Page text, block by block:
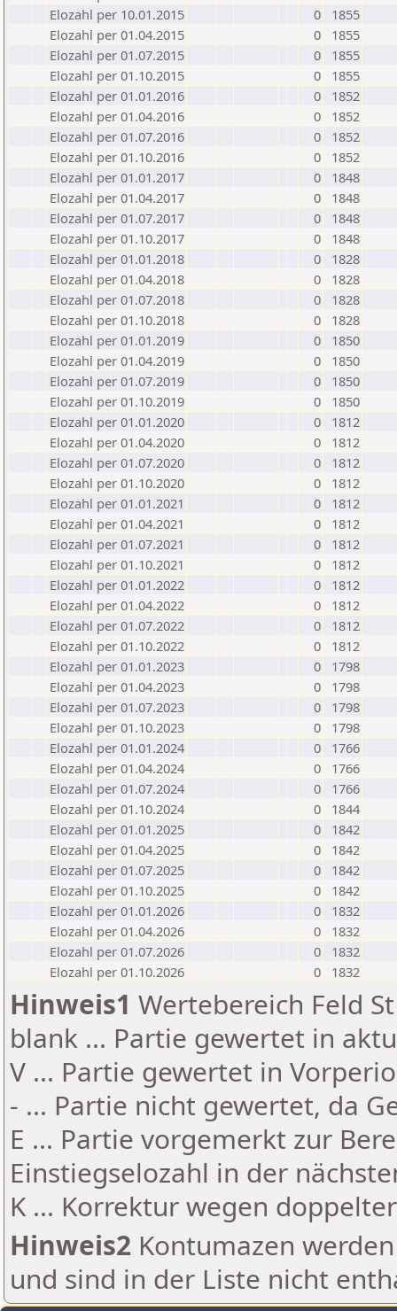
Elozahl per 10.01.2015
0
1855
Elozahl per 01.04.2015
0
1855
Elozahl per 01.07.2015
0
1855
Elozahl per 01.10.2015
0
1855
Elozahl per 01.01.2016
0
1852
Elozahl per 01.04.2016
0
1852
Elozahl per 01.07.2016
0
1852
Elozahl per 01.10.2016
0
1852
Elozahl per 01.01.2017
0
1848
Elozahl per 01.04.2017
0
1848
Elozahl per 01.07.2017
0
1848
Elozahl per 01.10.2017
0
1848
Elozahl per 01.01.2018
0
1828
Elozahl per 01.04.2018
0
1828
Elozahl per 01.07.2018
0
1828
Elozahl per 01.10.2018
0
1828
Elozahl per 01.01.2019
0
1850
Elozahl per 01.04.2019
0
1850
Elozahl per 01.07.2019
0
1850
Elozahl per 01.10.2019
0
1850
Elozahl per 01.01.2020
0
1812
Elozahl per 01.04.2020
0
1812
Elozahl per 01.07.2020
0
1812
Elozahl per 01.10.2020
0
1812
Elozahl per 01.01.2021
0
1812
Elozahl per 01.04.2021
0
1812
Elozahl per 01.07.2021
0
1812
Elozahl per 01.10.2021
0
1812
Elozahl per 01.01.2022
0
1812
Elozahl per 01.04.2022
0
1812
Elozahl per 01.07.2022
0
1812
Elozahl per 01.10.2022
0
1812
Elozahl per 01.01.2023
0
1798
Elozahl per 01.04.2023
0
1798
Elozahl per 01.07.2023
0
1798
Elozahl per 01.10.2023
0
1798
Elozahl per 01.01.2024
0
1766
Elozahl per 01.04.2024
0
1766
Elozahl per 01.07.2024
0
1766
Elozahl per 01.10.2024
0
1844
Elozahl per 01.01.2025
0
1842
Elozahl per 01.04.2025
0
1842
Elozahl per 01.07.2025
0
1842
Elozahl per 01.10.2025
0
1842
Elozahl per 01.01.2026
0
1832
Elozahl per 01.04.2026
0
1832
Elozahl per 01.07.2026
0
1832
Elozahl per 01.10.2026
0 1832
Hinweis1 Wertebereich Feld
blank ... Partie gewertet in
V ... Partie gewertet in
- ... Partie nicht gewertet, da
E ... Partie vorgemerkt zur
Einstiegselozahl in der
K ... Korrektur wegen
Hinweis2 Kontumazen
und sind in der Liste nicht